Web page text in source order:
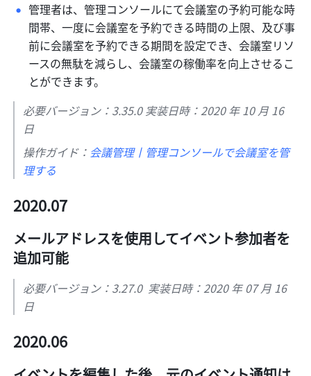
管理者は、管理コンソールにて会議室の予約可能な時
間帯、一度に会議室を予約できる時間の上限、及び事
前に会議室を予約できる期間を設定でき、会議室リソ
ースの無駄を減らし、会議室の稼働率を向上させるこ
とができます。
必要バージョン：3.35.0 実装日時：2020 年 10 月 16
日
操作ガイド： 会議管理丨管理コンソールで会議室を管
理する
2020.07
メールアドレスを使用してイベント参加者を
追加可能
必要バージョン：3.27.0  実装日時：2020 年 07 月 16
日
2020.06